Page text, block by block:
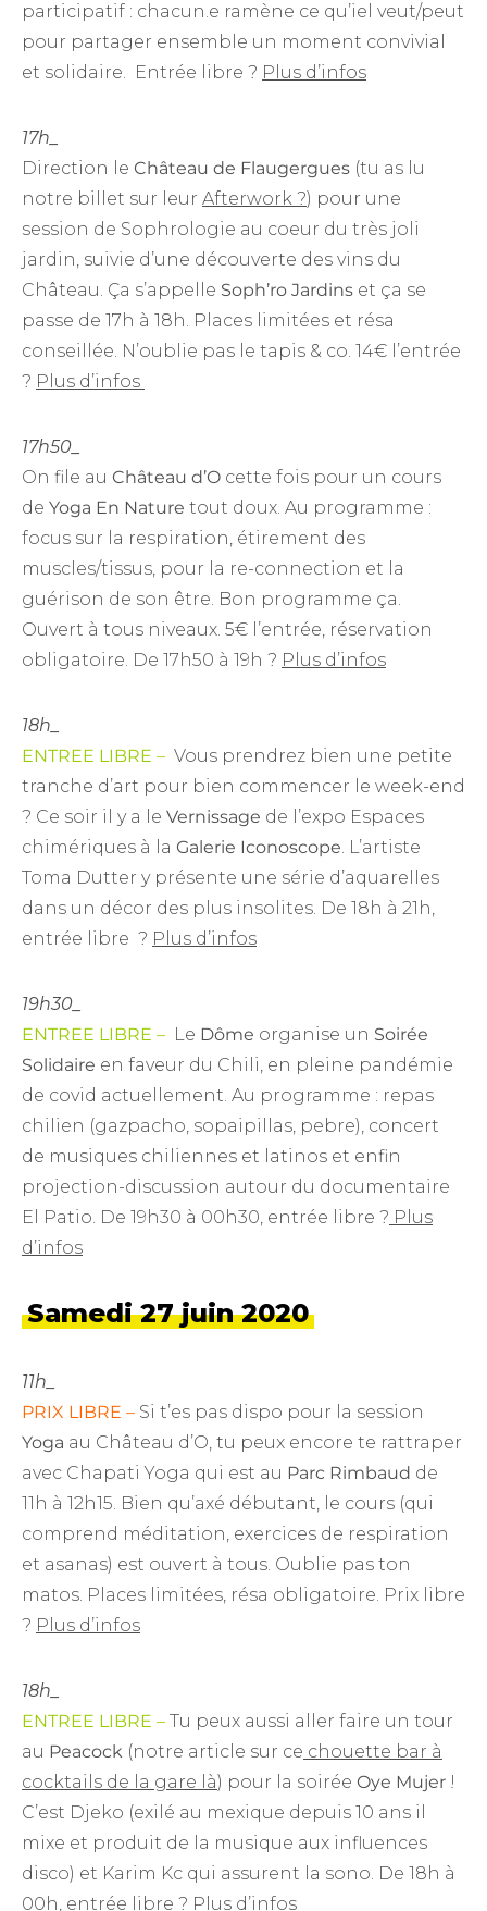
participatif : chacun.e ramène ce qu’iel veut/peut
pour partager ensemble un moment convivial
et solidaire. Entrée libre ? Plus d’infos
17h_
Direction le Château de Flaugergues (tu as lu
notre billet sur leur Afterwork ?) pour une
session de Sophrologie au coeur du très joli
jardin, suivie d’une découverte des vins du
Château. Ça s’appelle Soph’ro Jardins et ça se
passe de 17h à 18h. Places limitées et résa
conseillée. N’oublie pas le tapis & co. 14€ l’entrée
? Plus d’infos
17h50_
On file au Château d’O cette fois pour un cours
de Yoga En Nature tout doux. Au programme :
focus sur la respiration, étirement des
muscles/tissus, pour la re-connection et la
guérison de son être. Bon programme ça.
Ouvert à tous niveaux. 5€ l’entrée, réservation
obligatoire. De 17h50 à 19h ? Plus d’infos
18h_
ENTREE LIBRE – Vous prendrez bien une petite
tranche d’art pour bien commencer le week-end
? Ce soir il y a le Vernissage de l’expo Espaces
chimériques à la Galerie Iconoscope. L’artiste
Toma Dutter y présente une série d’aquarelles
dans un décor des plus insolites. De 18h à 21h,
entrée libre ? Plus d’infos
19h30_
ENTREE LIBRE – Le Dôme organise un Soirée
Solidaire en faveur du Chili, en pleine pandémie
de covid actuellement. Au programme : repas
chilien (gazpacho, sopaipillas, pebre), concert
de musiques chiliennes et latinos et enfin
projection-discussion autour du documentaire
El Patio. De 19h30 à 00h30, entrée libre ? Plus
d’infos
Samedi 27 juin 2020
11h_
PRIX LIBRE – Si t’es pas dispo pour la session
Yoga au Château d’O, tu peux encore te rattraper
avec Chapati Yoga qui est au Parc Rimbaud de
11h à 12h15. Bien qu’axé débutant, le cours (qui
comprend méditation, exercices de respiration
et asanas) est ouvert à tous. Oublie pas ton
matos. Places limitées, résa obligatoire. Prix libre
? Plus d’infos
18h_
ENTREE LIBRE – Tu peux aussi aller faire un tour
au Peacock (notre article sur ce chouette bar à
cocktails de la gare là) pour la soirée Oye Mujer !
C’est Djeko (exilé au mexique depuis 10 ans il
mixe et produit de la musique aux influences
disco) et Karim Kc qui assurent la sono. De 18h à
00h, entrée libre ? Plus d’infos